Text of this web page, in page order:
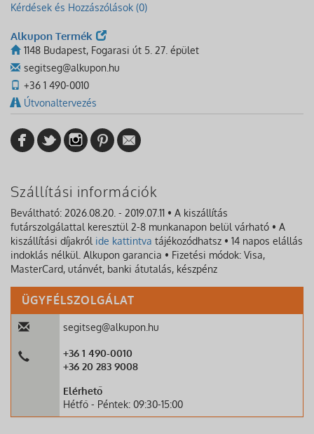
Kérdések és Hozzászólások (0)
Alkupon Termék
1148 Budapest, Fogarasi út 5. 27. épület
segitseg@alkupon.hu
+36 1 490-0010
Útvonaltervezés
Szállítási információk
Beváltható: 2026.08.20. - 2019.07.11 • A kiszállítás
futárszolgálattal keresztül 2-8 munkanapon belül várható • A
kiszállítási díjakról ide kattintva tájékozódhatsz • 14 napos elállás
indoklás nélkül. Alkupon garancia • Fizetési módok: Visa,
MasterCard, utánvét, banki átutalás, készpénz
ÜGYFÉLSZOLGÁLAT
segitseg@alkupon.hu
+36 1 490-0010
+36 20 283 9008
Elérhető
Hétfő - Péntek: 09:30-15:00